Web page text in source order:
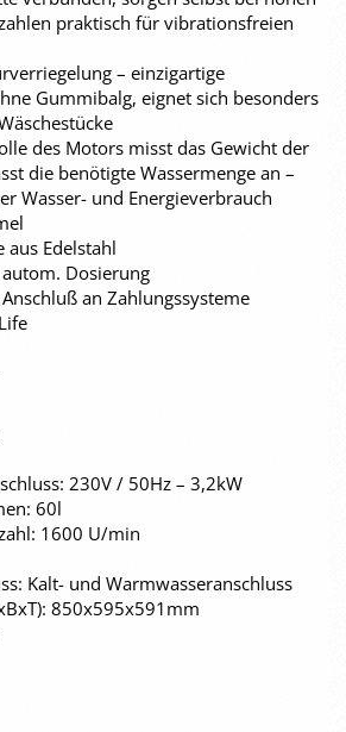
praktisch für vibrationsfreien
– einzigartige
Gummibalg, eignet sich besonders
des Motors misst das Gewicht der
die benötigte Wassermenge an –
Wasser- und Energieverbrauch
aus Edelstahl
Dosierung
an Zahlungssysteme
230V / 50Hz – 3,2kW
60l
1600 U/min
Kalt- und Warmwasseranschluss
850x595x591mm